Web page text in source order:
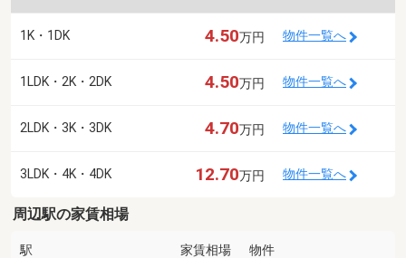
1K・1DK 4.50万円 物件一覧へ
1LDK・2K・2DK 4.50万円 物件一覧へ
2LDK・3K・3DK 4.70万円 物件一覧へ
3LDK・4K・4DK 12.70万円 物件一覧へ
周辺駅の家賃相場
駅 家賃相場 物件